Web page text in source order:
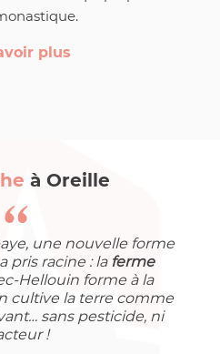
plus
à Oreille
une nouvelle forme
pris racine : la ferme
Hellouin forme à la
cultive la terre comme
sans pesticide, ni
!